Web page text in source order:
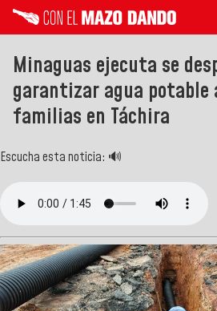
Minaguas ejecuta se
garantizar agua potable
familias en Táchira
Escucha esta noticia: 🔊